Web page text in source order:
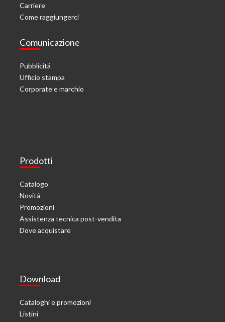
Carriere
Come raggiungerci
Comunicazione
Pubblicitá
Ufficio stampa
Corporate e marchio
Prodotti
Catalogo
Novitá
Promozioni
Assistenza tecnica post-vendita
Dove acquistare
Download
Cataloghi e promozioni
Listini